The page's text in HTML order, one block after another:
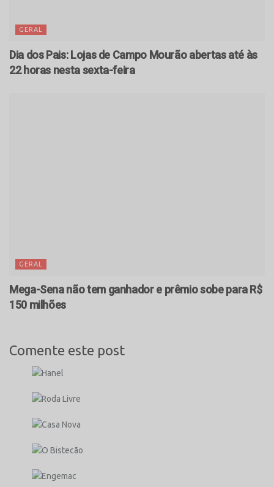
GERAL
Dia dos Pais: Lojas de Campo Mourão abertas até às
22 horas nesta sexta-feira
GERAL
Mega-Sena não tem ganhador e prêmio sobe para R$
150 milhões
Comente este post